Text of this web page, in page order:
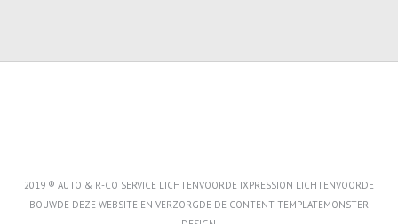
2019 ® AUTO & R-CO SERVICE LICHTENVOORDE IXPRESSION LICHTENVOORDE
BOUWDE DEZE WEBSITE EN VERZORGDE DE CONTENT TEMPLATEMONSTER